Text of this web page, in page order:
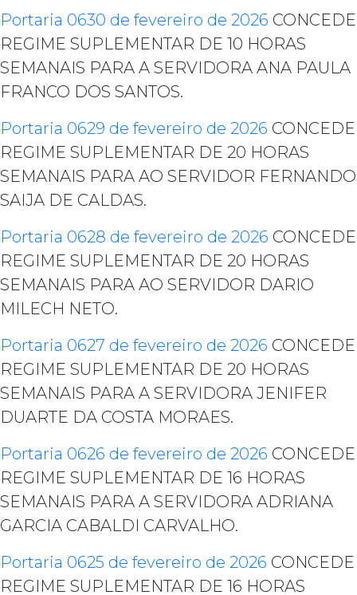
Portaria 0630 de fevereiro de 2026 CONCEDE
REGIME SUPLEMENTAR DE 10 HORAS
SEMANAIS PARA A SERVIDORA ANA PAULA
FRANCO DOS SANTOS.
Portaria 0629 de fevereiro de 2026 CONCEDE
REGIME SUPLEMENTAR DE 20 HORAS
SEMANAIS PARA AO SERVIDOR FERNANDO
SAIJA DE CALDAS.
Portaria 0628 de fevereiro de 2026 CONCEDE
REGIME SUPLEMENTAR DE 20 HORAS
SEMANAIS PARA AO SERVIDOR DARIO
MILECH NETO.
Portaria 0627 de fevereiro de 2026 CONCEDE
REGIME SUPLEMENTAR DE 20 HORAS
SEMANAIS PARA A SERVIDORA JENIFER
DUARTE DA COSTA MORAES.
Portaria 0626 de fevereiro de 2026 CONCEDE
REGIME SUPLEMENTAR DE 16 HORAS
SEMANAIS PARA A SERVIDORA ADRIANA
GARCIA CABALDI CARVALHO.
Portaria 0625 de fevereiro de 2026 CONCEDE
REGIME SUPLEMENTAR DE 16 HORAS